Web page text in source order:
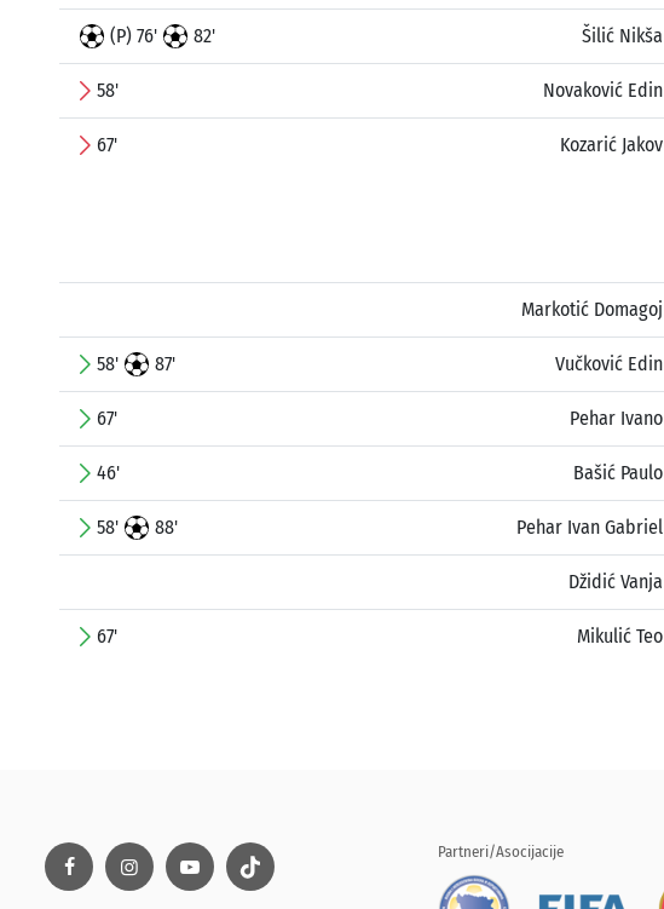
(P) 76' 82' Šilić Nikša
58' Novaković Edin
67' Kozarić Jakov
Markotić Domagoj
58' 87' Vučković Edin
67' Pehar Ivano
46' Bašić Paulo
58' 88' Pehar Ivan Gabriel
Džidić Vanja
67' Mikulić Teo
Partneri/Asocijacije